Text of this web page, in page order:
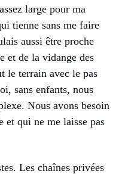
large pour ma
tienne sans me faire
aussi être proche
et de la vidange des
le terrain avec le pas
sans enfants, nous
Nous avons besoin
et qui ne me laisse pas
Les chaînes privées